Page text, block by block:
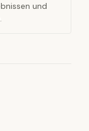
und